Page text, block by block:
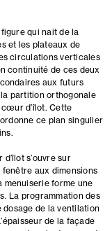
figure qui nait de la
et les plateaux de
circulations verticales
continuité de ces deux
aux futurs
partition orthogonale
d’îlot. Cette
ce plan singulier
s’ouvre sur
fenêtre aux dimensions
menuiserie forme une
La programmation des
dosage de la ventilation
de la façade